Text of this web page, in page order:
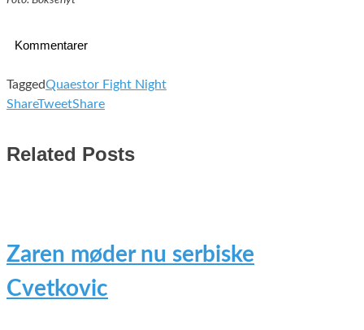
Kommentarer
TaggedQuaestor Fight Night
ShareTweetShare
Related Posts
Zaren møder nu serbiske
Cvetkovic